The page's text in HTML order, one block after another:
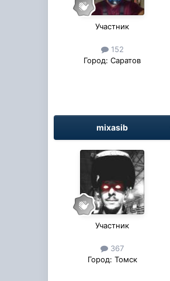
Участник
152
Город: Саратов
mixasib
Участник
367
Город: Томск